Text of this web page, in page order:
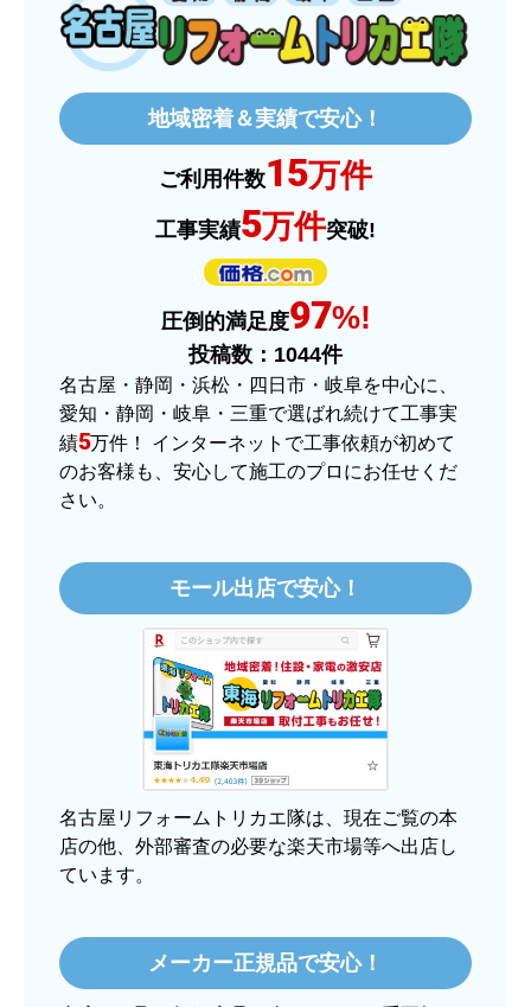
2025年12月26日 18:45
欲しい商品をスムーズに注文できましたか？
はい
ショップからの連絡や対応は適切でしたか？
商品の梱包は必要十分なものでしたか？
またこのショップを利用したいですか？
はい
【注文商品】ヒーター・ストーブ 【注
文時期】2025年11月頃（モバイルから）
【このショップを選んだ理由は？】
【注文からどのくらいで届きましたか？】
3日程で届きました。発送作業が早かったです。
【その他感想・コメント】
大手ネットショップよりも結構安いところで買う
のは不安でしたが、発送もかなり早くて、梱包も
丁寧でした。
2025年12月24日 21:44
欲しい商品をスムーズに注文できましたか？
地域密着＆実績で安心！
ご利用件数15万件
工事実績5万件突破!
圧倒的満足度97%!
投稿数： 1044件
名古屋・静岡・浜松・四日市・岐阜を中心に、
愛知・静岡・岐阜・三重で選ばれ続けて工事実
績5万件！ インターネットで工事依頼が初めて
のお客様も、安心して施工のプロにお任せくだ
さい。
モール出店で安心！
名古屋リフォームトリカエ隊は、現在ご覧の本
店の他、外部審査の必要な楽天市場等へ出店し
ています。
メーカー正規品で安心！